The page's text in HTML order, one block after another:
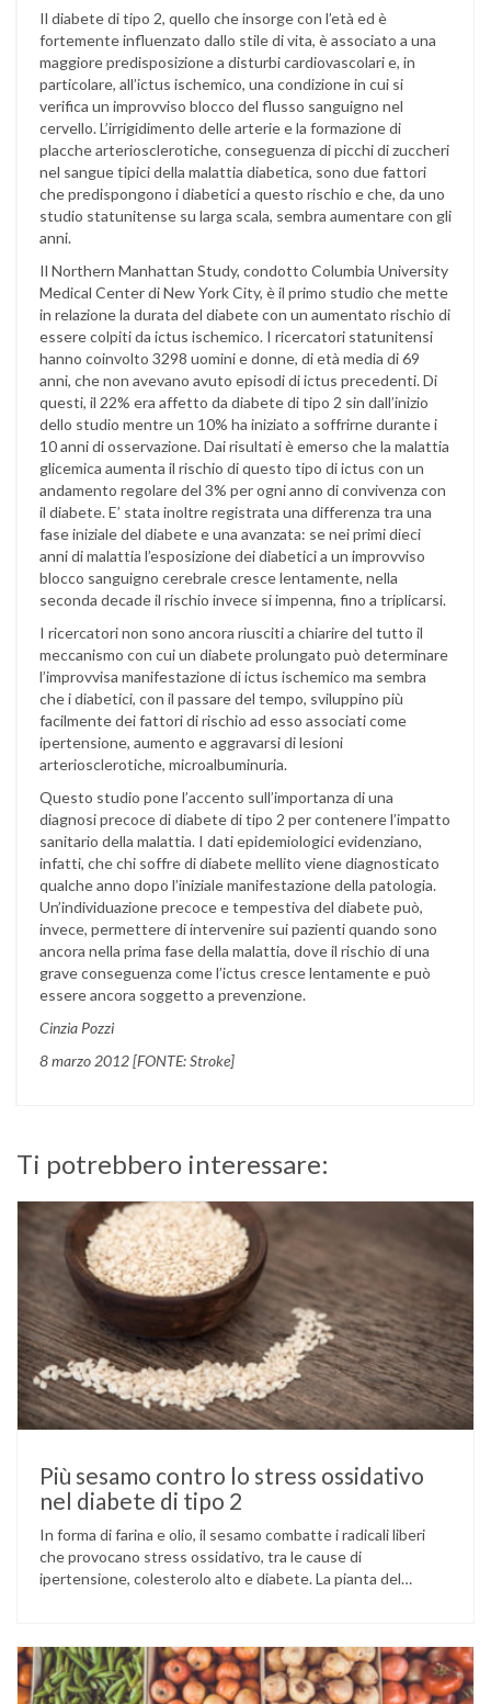
Il diabete di tipo 2, quello che insorge con l’età ed è
fortemente influenzato dallo stile di vita, è associato a una
maggiore predisposizione a disturbi cardiovascolari e, in
particolare, all’ictus ischemico, una condizione in cui si
verifica un improvviso blocco del flusso sanguigno nel
cervello. L’irrigidimento delle arterie e la formazione di
placche arteriosclerotiche, conseguenza di picchi di zuccheri
nel sangue tipici della malattia diabetica, sono due fattori
che predispongono i diabetici a questo rischio e che, da uno
studio statunitense su larga scala, sembra aumentare con gli
anni.
Il Northern Manhattan Study, condotto Columbia University
Medical Center di New York City, è il primo studio che mette
in relazione la durata del diabete con un aumentato rischio di
essere colpiti da ictus ischemico. I ricercatori statunitensi
hanno coinvolto 3298 uomini e donne, di età media di 69
anni, che non avevano avuto episodi di ictus precedenti. Di
questi, il 22% era affetto da diabete di tipo 2 sin dall’inizio
dello studio mentre un 10% ha iniziato a soffrirne durante i
10 anni di osservazione. Dai risultati è emerso che la malattia
glicemica aumenta il rischio di questo tipo di ictus con un
andamento regolare del 3% per ogni anno di convivenza con
il diabete. E’ stata inoltre registrata una differenza tra una
fase iniziale del diabete e una avanzata: se nei primi dieci
anni di malattia l’esposizione dei diabetici a un improvviso
blocco sanguigno cerebrale cresce lentamente, nella
seconda decade il rischio invece si impenna, fino a triplicarsi.
I ricercatori non sono ancora riusciti a chiarire del tutto il
meccanismo con cui un diabete prolungato può determinare
l’improvvisa manifestazione di ictus ischemico ma sembra
che i diabetici, con il passare del tempo, sviluppino più
facilmente dei fattori di rischio ad esso associati come
ipertensione, aumento e aggravarsi di lesioni
arteriosclerotiche, microalbuminuria.
Questo studio pone l’accento sull’importanza di una
diagnosi precoce di diabete di tipo 2 per contenere l’impatto
sanitario della malattia. I dati epidemiologici evidenziano,
infatti, che chi soffre di diabete mellito viene diagnosticato
qualche anno dopo l’iniziale manifestazione della patologia.
Un’individuazione precoce e tempestiva del diabete può,
invece, permettere di intervenire sui pazienti quando sono
ancora nella prima fase della malattia, dove il rischio di una
grave conseguenza come l’ictus cresce lentamente e può
essere ancora soggetto a prevenzione.
Cinzia Pozzi
8 marzo 2012 [FONTE: Stroke]
Ti potrebbero interessare:
Più sesamo contro lo stress ossidativo
nel diabete di tipo 2
In forma di farina e olio, il sesamo combatte i radicali liberi
che provocano stress ossidativo, tra le cause di
ipertensione, colesterolo alto e diabete. La pianta del
utilizzati per la preparazione di numerosi piatti, ma …